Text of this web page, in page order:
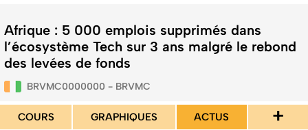
Afrique : 5 000 emplois supprimés dans
l’écosystème Tech sur 3 ans malgré le rebond
des levées de fonds
BRVMC0000000 - BRVMC
COURS GRAPHIQUES ACTUS +